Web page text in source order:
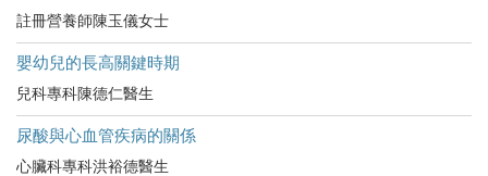
註冊營養師陳玉儀女士
嬰幼兒的長高關鍵時期
兒科專科陳德仁醫生
尿酸與心血管疾病的關係
心臟科專科洪裕德醫生